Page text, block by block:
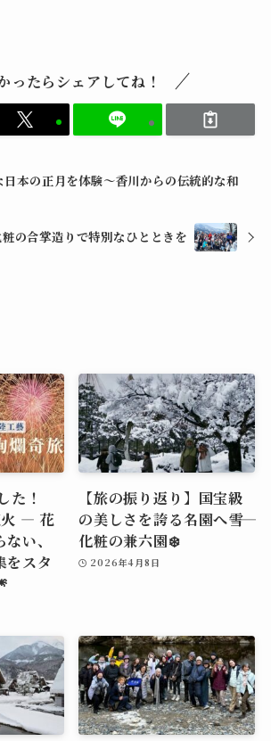
ったらシェアしてね！
日本の正月を体験〜香川からの伝統的な和
の合掌造りで特別なひとときを
た！
― 花
い、
をスタ
【旅の振り返り】国宝級
の美しさを誇る名園へ――雪
化粧の兼六園❄️
2026年4月8日